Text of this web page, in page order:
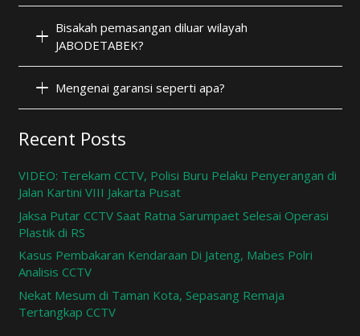
Bisakah pemasangan diluar wilayah
JABODETABEK?
Mengenai garansi seperti apa?
Recent Posts
VIDEO: Terekam CCTV, Polisi Buru Pelaku Penyerangan di
Jalan Kartini VIII Jakarta Pusat
Jaksa Putar CCTV Saat Ratna Sarumpaet Selesai Operasi
Plastik di RS
Kasus Pembakaran Kendaraan Di Jateng, Mabes Polri
Analisis CCTV
Nekat Mesum di Taman Kota, Sepasang Remaja
Tertangkap CCTV